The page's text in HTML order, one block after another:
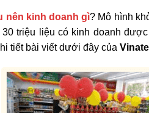
nên kinh doanh gì? Mô hình
triệu liệu có kinh doanh
tiết bài viết dưới đây của